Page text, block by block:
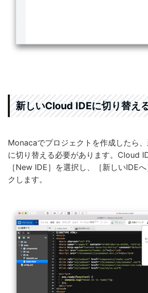
新しいCloud IDEに切り替え
Monacaでプロジェクトを作成したら
に切り替える必要があります。Cloud
［New IDE］を選択し、［新しいIDE
クします。